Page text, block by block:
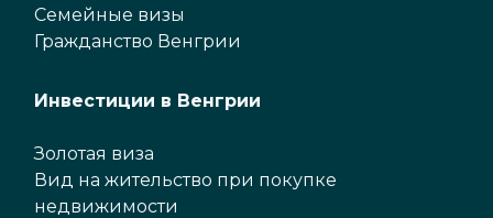
Семейные визы
Гражданство Венгрии
Инвестиции в Венгрии
Золотая виза
Вид на жительство при покупке
недвижимости